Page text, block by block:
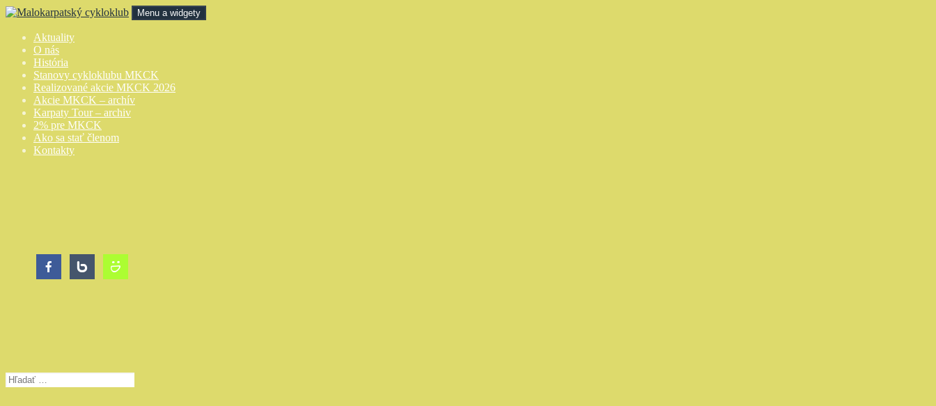
Preskočiť
obsah
Malokarpatský cykloklub
Menu a widgety
Aktuality
O nás
História
Stanovy cykloklubu MKCK
Realizované akcie MKCK 2026
Akcie MKCK – archív
Karpaty Tour – archiv
2% pre MKCK
Ako sa stať členom
Kontakty
Hľadať: